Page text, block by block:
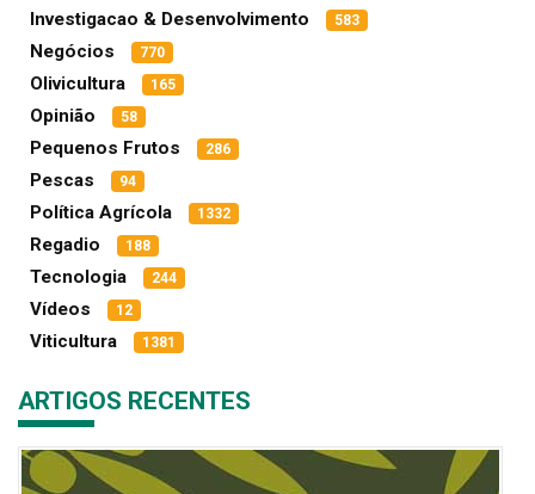
Investigacao & Desenvolvimento 583
Negócios 770
Olivicultura 165
Opinião 58
Pequenos Frutos 286
Pescas 94
Política Agrícola 1332
Regadio 188
Tecnologia 244
Vídeos 12
Viticultura 1381
ARTIGOS RECENTES